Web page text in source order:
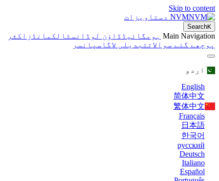
Skip to content
NVM دستاویزات
SearchK
Main Navigation ہوم گائیڈ ڈاؤن لوڈ انسٹال کمانڈز اکثر
پوچھے گئے سوالات تبدیلی لاگ اسپانسر
اردو
English
简体中文
繁体中文
Français
日本語
한국어
русский
Deutsch
Italiano
Español